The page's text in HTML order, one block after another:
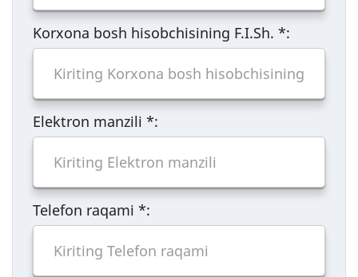
Korxona bosh hisobchisining F.I.Sh. *:
Elektron manzili *:
Telefon raqami *: